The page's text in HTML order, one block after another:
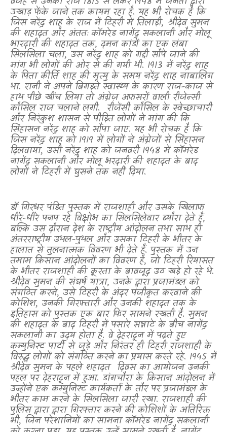
उखाड़ फेंके जाने तक कायम रहा है. यह भी रोचक है कि
जिस नरेंद्र शाह के राज में टिहरी में तिलाड़ी, श्रीदेव सुमन
की शहादत और अंततः कॉमरेड नागेंद्र सकलानी और मोलू
भारदारी की शहादत तक, दमन कांडों का एक लंबा
सिलसिला चला,उस नरेंद्र शाह को गद्दी सौंपे जाने की
मांग भी लोगों की ओर से की गयी थी. 1913 में नरेंद्र शाह
के पिता कीर्ति शाह की मृत्यु के समय नरेंद्र शाह नाबालिग
था. रानी ने अपने बिगड़ते स्वास्थ्य के कारण राज-काज से
हाथ पीछे खींच लिया तो अंग्रेज़ अफसरों वाली रीजेन्सी
कौंसिल राज चलाने लगी. रीजेंसी कौंसिल के स्वेच्छाचारी
और निरंकुश शासन से पीड़ित लोगों ने मांग की कि
सिंहासन नरेंद्र शाह को सौंपा जाए. यह भी रोचक है कि
जिस नरेंद्र शाह को 1919 में लोगों ने अंग्रेजों से सिंहासन
दिलवाया, उसी नरेंद्र शाह को जनवरी 1948 में कॉमरेड
नागेंद्र सकलानी और मोलू भरदारी की शहादत के बाद
लोगों ने टिहरी में घुसने तक नहीं दिया.
डॉ गिरधर पंडित पुस्तक में राजशाही और उसके खिलाफ
धीरे-धीरे पनप रहे विक्षोभ का सिलसिलेवार ब्यौरा देते हैं,
बल्कि उस दौरान देश के राष्ट्रीय आंदोलन तथा साथ ही
अंतरराष्ट्रीय उथल-पुथल और उसका टिहरी के भीतर के
हालात से तुलनात्मक विवरण भी देते हैं. पुस्तक में उन
तमाम किसान आंदोलनों का विवरण है, जो टिहरी रियासत
के भीतर राजशाही की क्रूरता के बावजूद उठ खड़े हो रहे थे.
श्रीदेव सुमन की संघर्ष यात्रा, उनके द्वारा प्रजामंडल को
संगठित करने,उसे टिहरी के अंदर पंजीकृत करवाने की
कोशिश, उनकी गिरफ्तारी और उनकी शहादत तक के
इतिहास को पुस्तक एक बार फिर सामने रखती है. सुमन
की शहादत के बाद टिहरी में पसारे सन्नाटे के बीच नागेंद्र
सकलानी का उदय होता है. वे देहरादून में पढ़ते हुए
कम्युनिस्ट पार्टी से जुड़े और निरंतर ही टिहरी राजशाही के
विरुद्ध लोगों को संगठित करने का प्रयास करते रहे. 1945 में
श्रीदेव सुमन के पहले शहादत दिवस का आयोजन उनकी
पहल पर देहरादून में हुआ. डांगचौरा के किसान आंदोलन में
उन्होंने एक कम्युनिस्ट कार्यकर्ता के तौर पर प्रजामंडल के
भीतर काम करने के सिलसिला जारी रखा. राजशाही की
पुलिस द्वारा द्वारा गिरफ्तार करने की कोशिशों के अतिरिक्त
भी, जिन परेशानियों का सामना कॉमरेड नागेंद्र सकलानी